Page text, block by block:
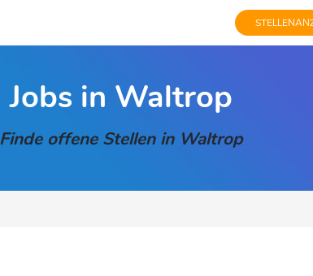
Jobs in Waltrop
Finde offene Stellen in Waltrop